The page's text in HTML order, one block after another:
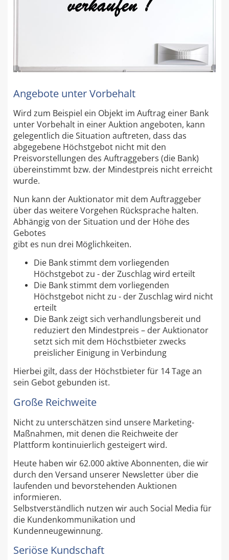
Angebote unter Vorbehalt
Wird zum Beispiel ein Objekt im Auftrag einer Bank
unter Vorbehalt in einer Auktion angeboten, kann
gelegentlich die Situation auftreten, dass das
abgegebene Höchstgebot nicht mit den
Preisvorstellungen des Auftraggebers (die Bank)
übereinstimmt bzw. der Mindestpreis nicht erreicht
wurde.
Nun kann der Auktionator mit dem Auftraggeber
über das weitere Vorgehen Rücksprache halten.
Abhängig von der Situation und der Höhe des
Gebotes
gibt es nun drei Möglichkeiten.
Die Bank stimmt dem vorliegenden
Höchstgebot zu - der Zuschlag wird erteilt
Die Bank stimmt dem vorliegenden
Höchstgebot nicht zu - der Zuschlag wird nicht
erteilt
Die Bank zeigt sich verhandlungsbereit und
reduziert den Mindestpreis – der Auktionator
setzt sich mit dem Höchstbieter zwecks
preislicher Einigung in Verbindung
Hierbei gilt, dass der Höchstbieter für 14 Tage an
sein Gebot gebunden ist.
Große Reichweite
Nicht zu unterschätzen sind unsere Marketing-
Maßnahmen, mit denen die Reichweite der
Plattform kontinuierlich gesteigert wird.
Heute haben wir 62.000 aktive Abonnenten, die wir
durch den Versand unserer Newsletter über die
laufenden und bevorstehenden Auktionen
informieren.
Selbstverständlich nutzen wir auch Social Media für
die Kundenkommunikation und
Kundenneugewinnung.
Seriöse Kundschaft